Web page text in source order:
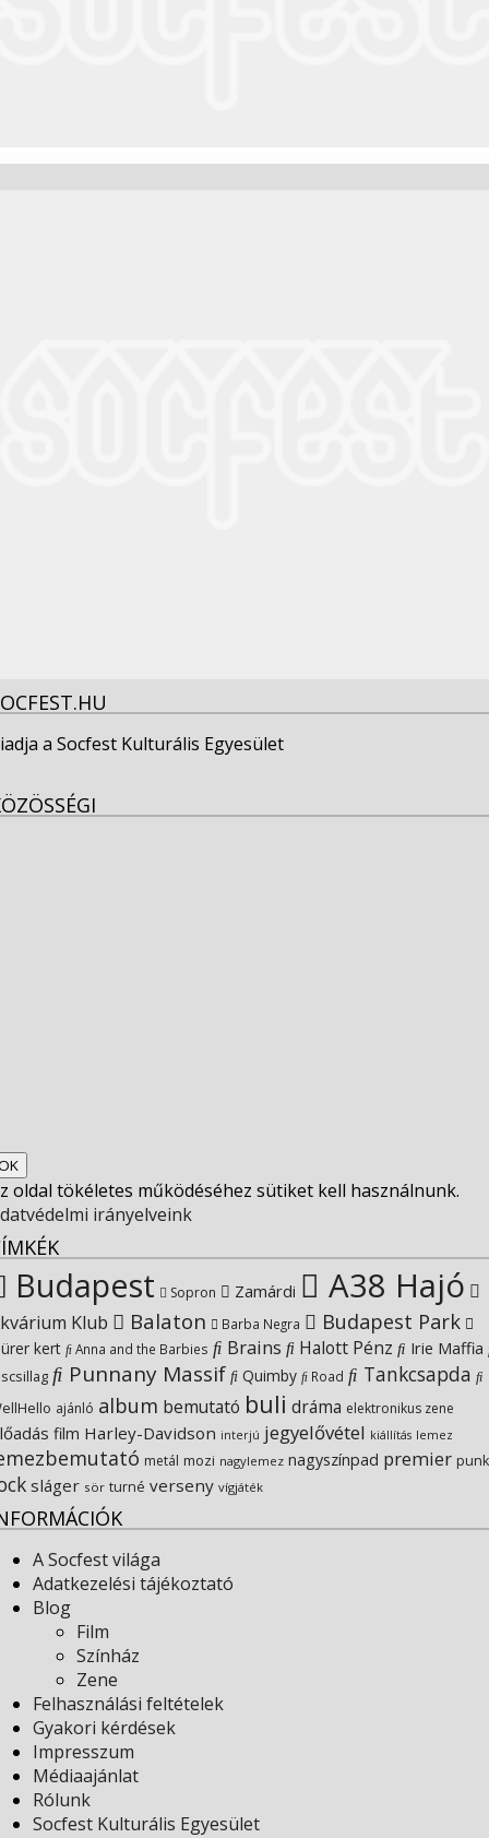
a Socfest Kulturális Egyesület
oldal tökéletes működéséhez sütiket kell használnunk.
irányelveink
Budapest Sopron Zamárdi A38 Hajó
Klub Balaton Barba Negra Budapest Park
kert Anna and the Barbies Brains Halott Pénz Irie Maffia
Punnany Massif Quimby Road Tankcsapda
ajánló album bemutató buli dráma elektronikus zene
film Harley-Davidson interjú jegyelővétel kiállítás lemez
metál mozi nagylemez nagyszínpad premier punk
sláger sör turné verseny vígjáték
A Socfest világa
Adatkezelési tájékoztató
Blog
Film
Színház
Zene
Felhasználási feltételek
Gyakori kérdések
Impresszum
Médiaajánlat
Rólunk
Socfest Kulturális Egyesület